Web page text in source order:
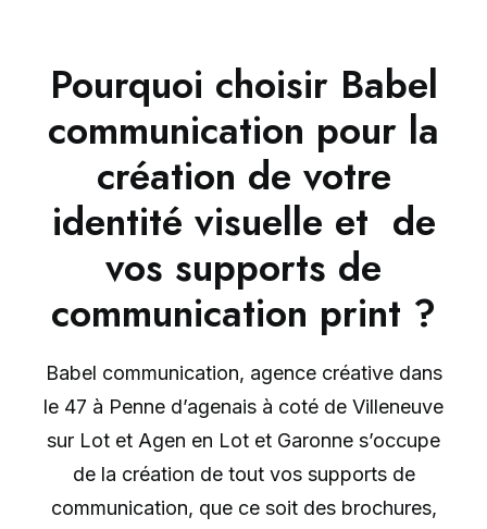
Pourquoi choisir Babel
communication pour la
création de votre
identité visuelle et de
vos supports de
communication print ?
Babel communication, agence créative dans
le 47 à Penne d’agenais à coté de Villeneuve
sur Lot et Agen en Lot et Garonne s’occupe
de la création de tout vos supports de
communication, que ce soit des brochures,